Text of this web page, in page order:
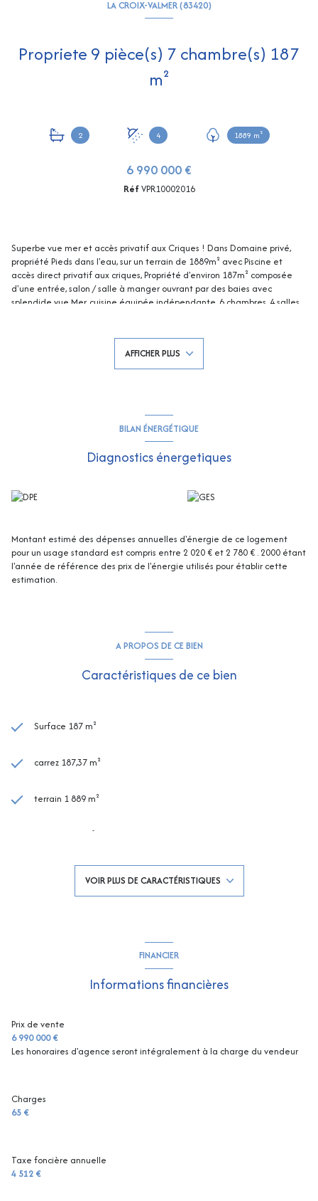
LA CROIX-VALMER (83420)
Propriete 9 pièce(s) 7 chambre(s) 187
m²
2 4 1889 m²
6 990 000 €
RéfVPR10002016
Superbe vue mer et accès privatif aux Criques ! Dans Domaine privé,
propriété Pieds dans l'eau, sur un terrain de 1889m² avec Piscine et
accès direct privatif aux criques, Propriété d'environ 187m² composée
d'une entrée, salon / salle à manger ouvrant par des baies avec
splendide vue Mer, cuisine équipée indépendante, 6 chambres, 4 salles
et places de parking complètent ce bien d'exception à GIGARO ! Un
emplacement idyllique surplombant les Rochers et le grand large !
Les informations sur les risques auxquels ce bien est exposé sont
AFFICHER PLUS
BILAN ÉNERGÉTIQUE
Diagnostics énergetiques
Montant estimé des dépenses annuelles d'énergie de ce logement
pour un usage standard est compris entre 2 020 € et 2 780 € . 2000 étant
l'année de référence des prix de l'énergie utilisés pour établir cette
estimation.
A PROPOS DE CE BIEN
Caractéristiques de ce bien
Surface 187 m²
carrez 187,37 m²
terrain 1 889 m²
séjour 31,03 m²
cuisine séparée (équipée)
1 garage(s)
terrasse
VOIR PLUS DE CARACTÉRISTIQUES
FINANCIER
Informations financières
Prix de vente
6 990 000 €
Les honoraires d'agence seront intégralement à la charge du vendeur
Charges
65 €
Taxe foncière annuelle
4 512 €